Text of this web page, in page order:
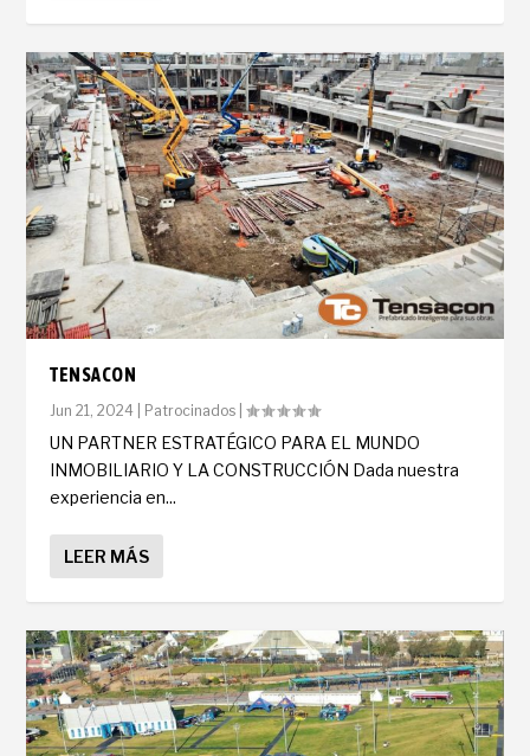
TENSACON
Jun 21, 2024 Patrocinados |
UN PARTNER ESTRATÉGICO PARA EL MUNDO
INMOBILIARIO Y LA CONSTRUCCIÓN Dada nuestra
experiencia en...
LEER MÁS